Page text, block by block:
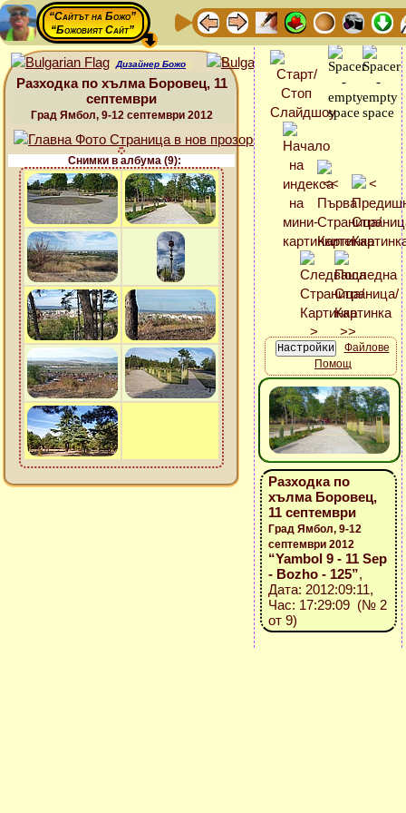
“Сайтът на Божо”
“Божовият Сайт”
Дизайнер Божо
Разходка по хълма Боровец, 11
септември
Град Ямбол, 9-12 септември 2012
Снимки в албума (9):
Файлове
Помощ
Разходка по
хълма Боровец,
11 септември
Град Ямбол, 9-12
септември 2012
“Yambol 9 - 11 Sep
- Bozho - 125”,
Дата: 2012:09:11,
Час: 17:29:09 (№ 2
от 9)